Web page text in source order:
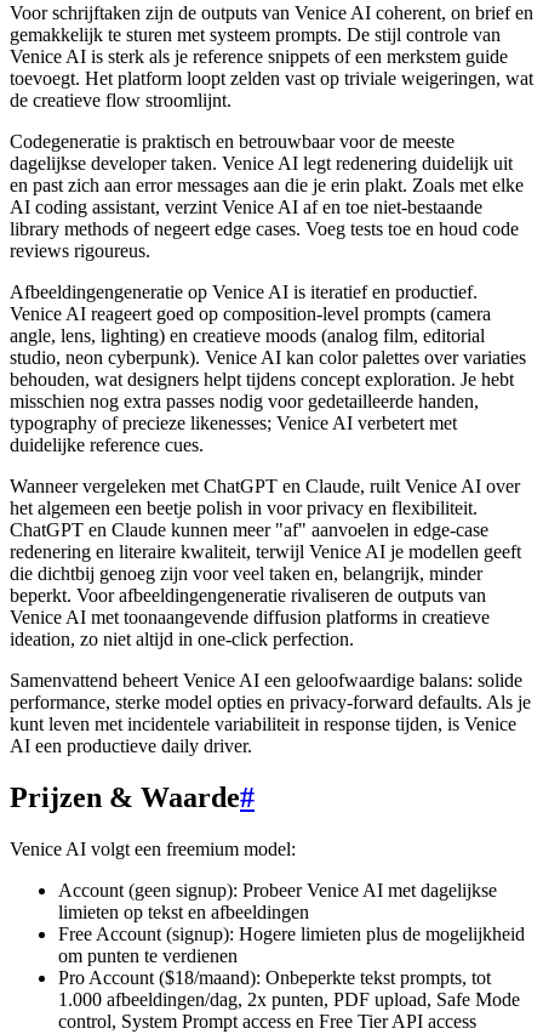
Voor schrijftaken zijn de outputs van Venice AI coherent, on brief en
gemakkelijk te sturen met systeem prompts. De stijl controle van
Venice AI is sterk als je reference snippets of een merkstem guide
toevoegt. Het platform loopt zelden vast op triviale weigeringen, wat
de creatieve flow stroomlijnt.
Codegeneratie is praktisch en betrouwbaar voor de meeste
dagelijkse developer taken. Venice AI legt redenering duidelijk uit
en past zich aan error messages aan die je erin plakt. Zoals met elke
AI coding assistant, verzint Venice AI af en toe niet-bestaande
library methods of negeert edge cases. Voeg tests toe en houd code
reviews rigoureus.
Afbeeldingengeneratie op Venice AI is iteratief en productief.
Venice AI reageert goed op composition-level prompts (camera
angle, lens, lighting) en creatieve moods (analog film, editorial
studio, neon cyberpunk). Venice AI kan color palettes over variaties
behouden, wat designers helpt tijdens concept exploration. Je hebt
misschien nog extra passes nodig voor gedetailleerde handen,
typography of precieze likenesses; Venice AI verbetert met
duidelijke reference cues.
Wanneer vergeleken met ChatGPT en Claude, ruilt Venice AI over
het algemeen een beetje polish in voor privacy en flexibiliteit.
ChatGPT en Claude kunnen meer "af" aanvoelen in edge-case
redenering en literaire kwaliteit, terwijl Venice AI je modellen geeft
die dichtbij genoeg zijn voor veel taken en, belangrijk, minder
beperkt. Voor afbeeldingengeneratie rivaliseren de outputs van
Venice AI met toonaangevende diffusion platforms in creatieve
ideation, zo niet altijd in one-click perfection.
Samenvattend beheert Venice AI een geloofwaardige balans: solide
performance, sterke model opties en privacy-forward defaults. Als je
kunt leven met incidentele variabiliteit in response tijden, is Venice
AI een productieve daily driver.
Prijzen & Waarde#
Venice AI volgt een freemium model:
Account (geen signup): Probeer Venice AI met dagelijkse
limieten op tekst en afbeeldingen
Free Account (signup): Hogere limieten plus de mogelijkheid
om punten te verdienen
Pro Account ($18/maand): Onbeperkte tekst prompts, tot
1.000 afbeeldingen/dag, 2x punten, PDF upload, Safe Mode
control, System Prompt access en Free Tier API access